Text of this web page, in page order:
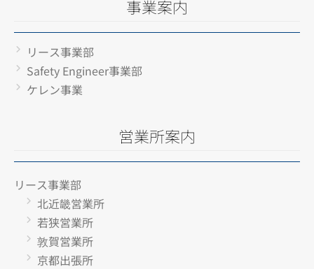
事業案内
リース事業部
Safety Engineer事業部
ケレン事業
営業所案内
リース事業部
北近畿営業所
若狭営業所
敦賀営業所
京都出張所